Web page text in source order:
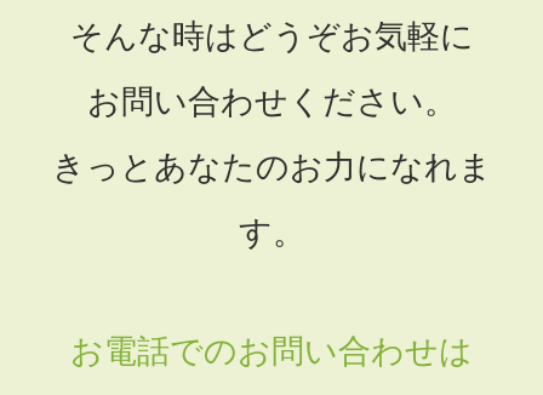
そんな時はどうぞお気軽に
お問い合わせください。
きっとあなたのお力になれま
す。
お電話でのお問い合わせは